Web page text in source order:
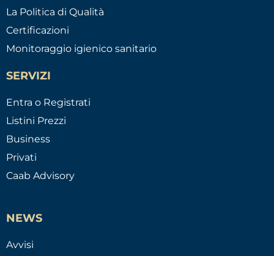
La Politica di Qualità
Certificazioni
Monitoraggio igienico sanitario
SERVIZI
Entra o Registrati
Listini Prezzi
Business
Privati
Caab Advisory
NEWS
Avvisi